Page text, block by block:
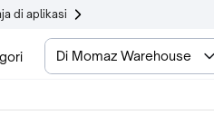
di aplikasi
Di Momaz Warehouse